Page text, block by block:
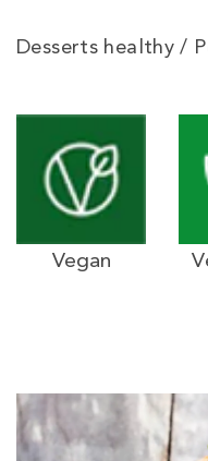
Desserts healthy /
Vegan